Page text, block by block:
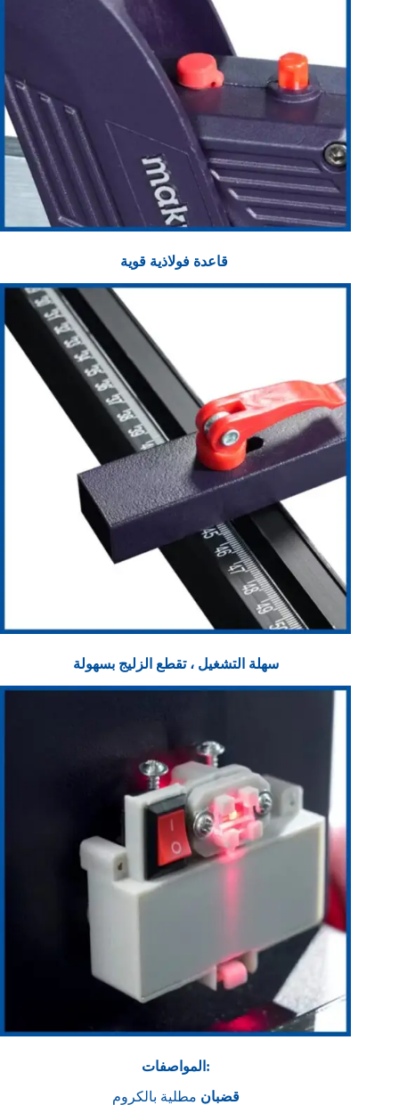
قاعدة فولاذية قوية
سهلة التشغيل ، تقطع الزليج بسهولة
المواصفات:
قضبان مطلية بالكروم